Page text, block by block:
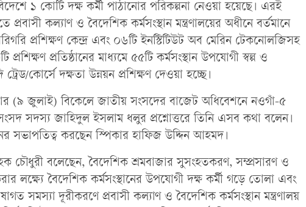
১ কোটি দক্ষ কর্মী পাঠানোর পরিকল্পনা নেওয়া হয়েছে। এরই
প্রবাসী কল্যাণ ও বৈদেশিক কর্মসংস্থান মন্ত্রণালয়ের অধীনে বর্তমানে
প্রশিক্ষণ কেন্দ্র এবং ০৬টি ইনস্টিটিউট অব মেরিন টেকনোলজিসহ
প্রশিক্ষণ প্রতিষ্ঠানের মাধ্যমে ৫৫টি কর্মসংস্থান উপযোগী স্বল্প ও
ট্রেড/কোর্সে দক্ষতা উন্নয়ন প্রশিক্ষণ দেওয়া হচ্ছে।
(৯ জুলাই) বিকেলে জাতীয় সংসদের বাজেট অধিবেশনে নওগাঁ-৫
সদস্য জাহিদুল ইসলাম ধলুর প্রশ্নোত্তরে তিনি এসব কথা বলেন।
সভাপতিত্ব করছেন স্পিকার হাফিজ উদ্দিন আহমদ।
চৌধুরী বলেছেন, বৈদেশিক শ্রমবাজার সুসংহতকরণ, সম্প্রসারণ ও
লক্ষ্যে বৈদেশিক কর্মসংস্থানের উপযোগী দক্ষ কর্মী গড়ে তোলা এবং
সমস্যা দূরীকরণে প্রবাসী কল্যাণ ও বৈদেশিক কর্মসংস্থান মন্ত্রণালয়